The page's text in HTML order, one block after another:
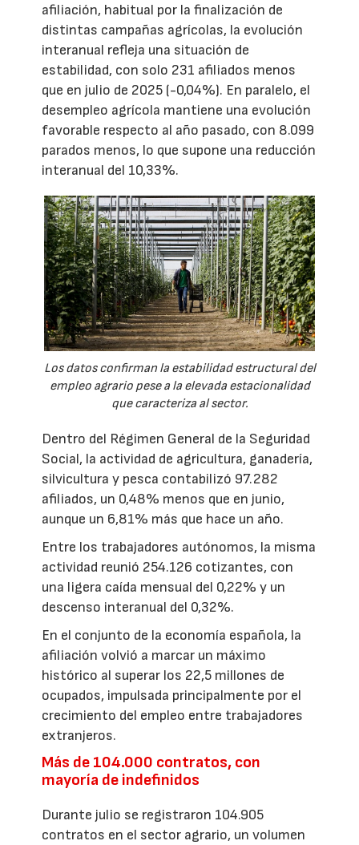
afiliación, habitual por la finalización de
distintas campañas agrícolas, la evolución
interanual refleja una situación de
estabilidad, con solo 231 afiliados menos
que en julio de 2025 (-0,04%). En paralelo, el
desempleo agrícola mantiene una evolución
favorable respecto al año pasado, con 8.099
parados menos, lo que supone una reducción
interanual del 10,33%.
Los datos confirman la estabilidad estructural del
empleo agrario pese a la elevada estacionalidad
que caracteriza al sector.
Dentro del Régimen General de la Seguridad
Social, la actividad de agricultura, ganadería,
silvicultura y pesca contabilizó 97.282
afiliados, un 0,48% menos que en junio,
aunque un 6,81% más que hace un año.
Entre los trabajadores autónomos, la misma
actividad reunió 254.126 cotizantes, con
una ligera caída mensual del 0,22% y un
descenso interanual del 0,32%.
En el conjunto de la economía española, la
afiliación volvió a marcar un máximo
histórico al superar los 22,5 millones de
ocupados, impulsada principalmente por el
crecimiento del empleo entre trabajadores
extranjeros.
Más de 104.000 contratos, con
mayoría de indefinidos
Durante julio se registraron 104.905
contratos en el sector agrario, un volumen